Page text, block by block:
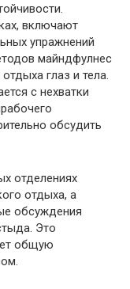
включают
упражнений
майндфулнес
глаз и тела.
с нехватки
обсудить
отделениях
отдыха, а
обсуждения
Это
общую